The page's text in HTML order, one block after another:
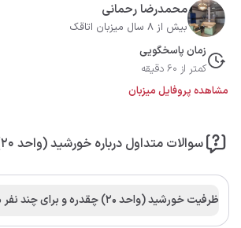
محمدرضا رحمانی
بیش از 8 سال میزبان اتاقک
زمان پاسخگویی
کمتر از 60 دقیقه
مشاهده پروفایل میزبان
سوالات متداول درباره خورشید (واحد ۲۰)
ظرفیت خورشید (واحد ۲۰) چقدره و برای چند نفر مناسبه؟